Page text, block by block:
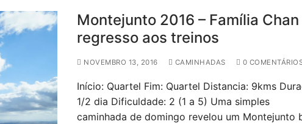
Montejunto 2016 – Família Chan
regresso aos treinos
NOVEMBRO 13, 2016 CAMINHADAS 0
Início: Quartel Fim: Quartel Distancia: 9kms
1/2 dia Dificuldade: 2 (1 a 5) Uma simples
caminhada de domingo revelou um Montejunto